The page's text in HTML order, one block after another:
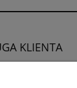
KLIENTA